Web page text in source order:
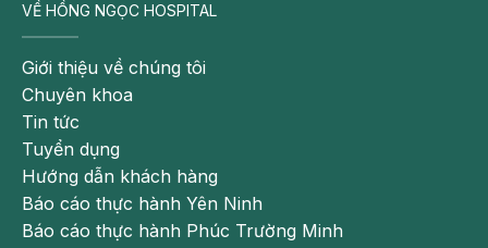
Hệ thống máy móc hiện đại:
Chẩn đoán chính xác với hệ thống xét nghiệm
Abbott (Mỹ).
Dịch vụ y tế:
Trải nghiệm không gian thăm khám và điều trị tiêu
chuẩn bệnh viện – khách sạn 5*:
VỀ HỒNG NGỌC HOSPITAL
Giới thiệu về chúng tôi
Chuyên khoa
Tin tức
Tuyển dụng
Hướng dẫn khách hàng
Báo cáo thực hành Yên Ninh
Báo cáo thực hành Phúc Trường Minh